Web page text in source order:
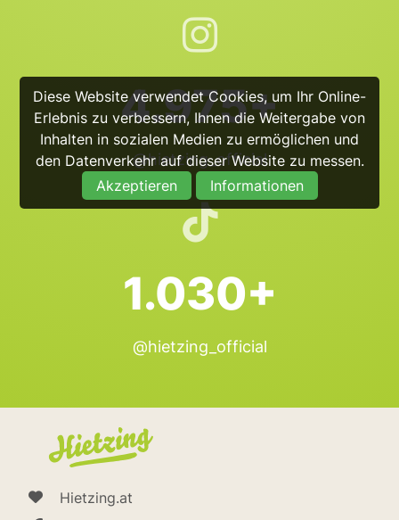
Diese Website verwendet Cookies, um Ihr Online-
Erlebnis zu verbessern, Ihnen die Weitergabe von
Inhalten in sozialen Medien zu ermöglichen und
den Datenverkehr auf dieser Website zu messen.
Akzeptieren
Informationen
4.975+
@hietzing_official
1.030+
@hietzing_official
Hietzing.at